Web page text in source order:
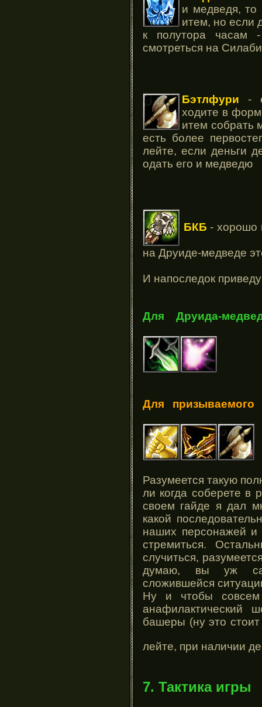
и медведя, то
итем, но если
к полутора часам
смотреться на
Бэтлфури -
ходите в
итем собрать
есть более
лейте, если деньги
одать его и медведю
БКБ - хорошо
на Друиде-медведе
И напоследок
Для Друида-
Для призываемого
Разумеется такую
ли когда соберете в
своем гайде я дал
какой
наших персонажей и
стремиться.
случиться,
думаю, вы уж
сложившейся
Ну и чтобы
анафилактический
башеры (ну это стоит
лейте, при наличии
7. Тактика игры